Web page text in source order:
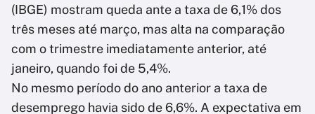
(IBGE) mostram queda ante a taxa de 6,1% dos
três meses até março, mas alta na comparação
com o trimestre imediatamente anterior, até
janeiro, quando foi de 5,4%.
No mesmo período do ano anterior a taxa de
desemprego havia sido de 6,6%. A expectativa em